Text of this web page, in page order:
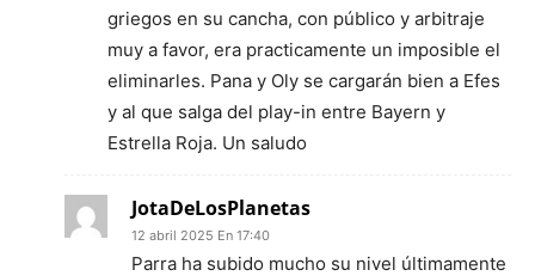
griegos en su cancha, con público y arbitraje
muy a favor, era practicamente un imposible el
eliminarles. Pana y Oly se cargarán bien a Efes
y al que salga del play-in entre Bayern y
Estrella Roja. Un saludo
JotaDeLosPlanetas
12 abril 2025 En 17:40
Parra ha subido mucho su nivel últimamente